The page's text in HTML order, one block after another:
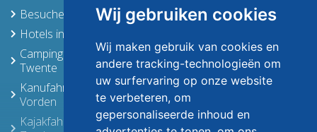
Wij gebruiken cookies
Wij maken gebruik van cookies en
andere tracking-technologieën om
uw surfervaring op onze website
te verbeteren, om
gepersonaliseerde inhoud en
Besuchen Sie die Achterhoek
Hotels in Achterhoek, Stedendriehoek und Twente
Campingplätze in Achterhoek, Stedendriehoek und
Twente
Kanufahren, Kajakfahren, Abendessen in Borculo &
Vorden
Kajakfahren und Essen in der Nähe von Deventer &